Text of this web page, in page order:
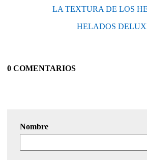
LA TEXTURA DE LOS
HELADOS
0 COMENTARIOS
Nombre